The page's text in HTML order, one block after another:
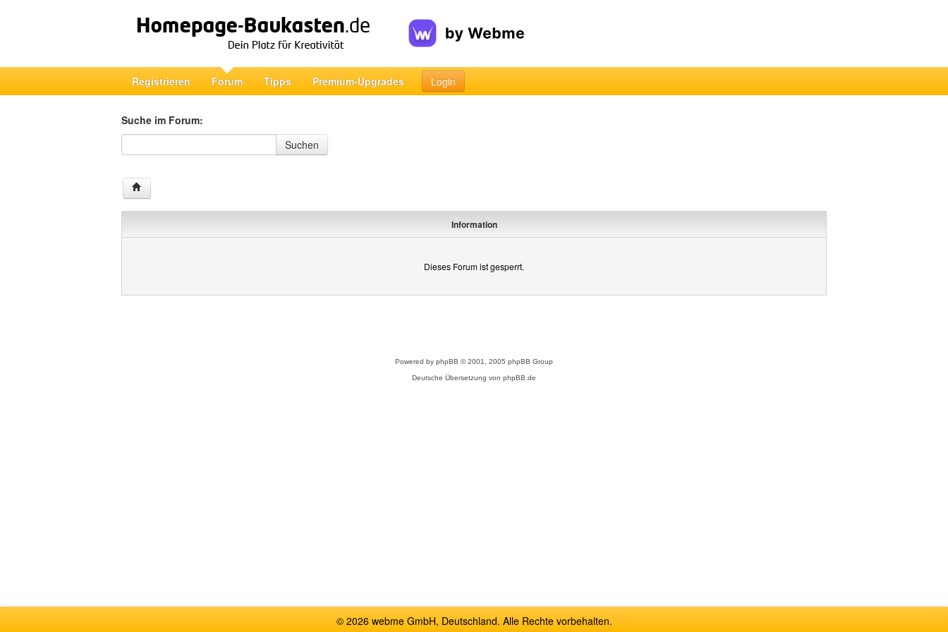
Registrieren Forum Tipps Premium-Upgrades Login
Suche im Forum:
Suche im Forum
Suchen
Information
Dieses Forum ist gesperrt.
Powered by phpBB © 2001, 2005 phpBB Group
Deutsche Übersetzung von phpBB.de
© 2026 webme GmbH, Deutschland. Alle Rechte vorbehalten.